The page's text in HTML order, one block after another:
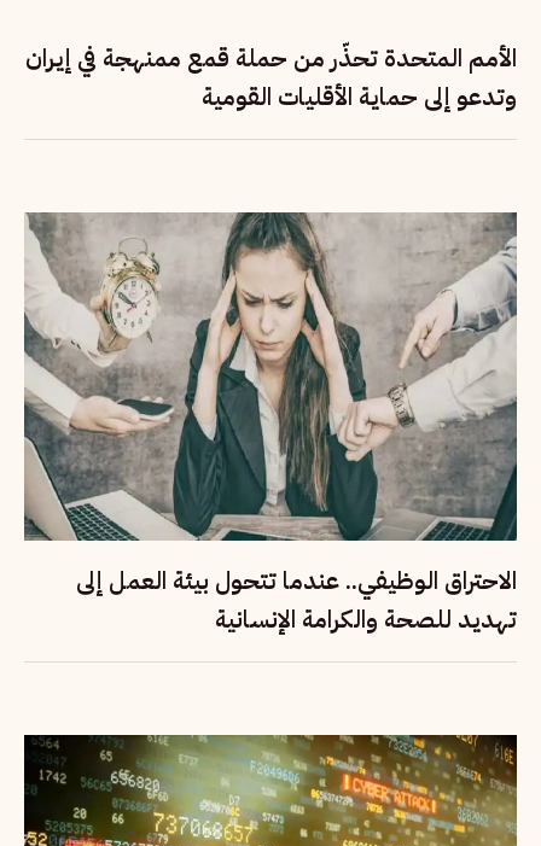
الأمم المتحدة تحذّر من حملة قمع ممنهجة في إيران
وتدعو إلى حماية الأقليات القومية
الاحتراق الوظيفي.. عندما تتحول بيئة العمل إلى
تهديد للصحة والكرامة الإنسانية